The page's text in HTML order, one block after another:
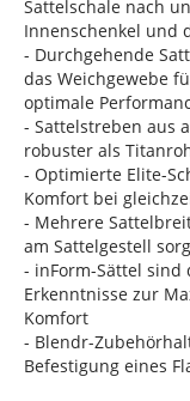
Sattelschale nach
Innenschenkel und
- Durchgehende
das Weichgewebe
optimale
- Sattelstreben aus
robuster als
- Optimierte Elite-
Komfort bei
- Mehrere
am Sattelgestell
- inForm-Sättel sind
Erkenntnisse zur
Komfort
- Blendr-
Befestigung eines